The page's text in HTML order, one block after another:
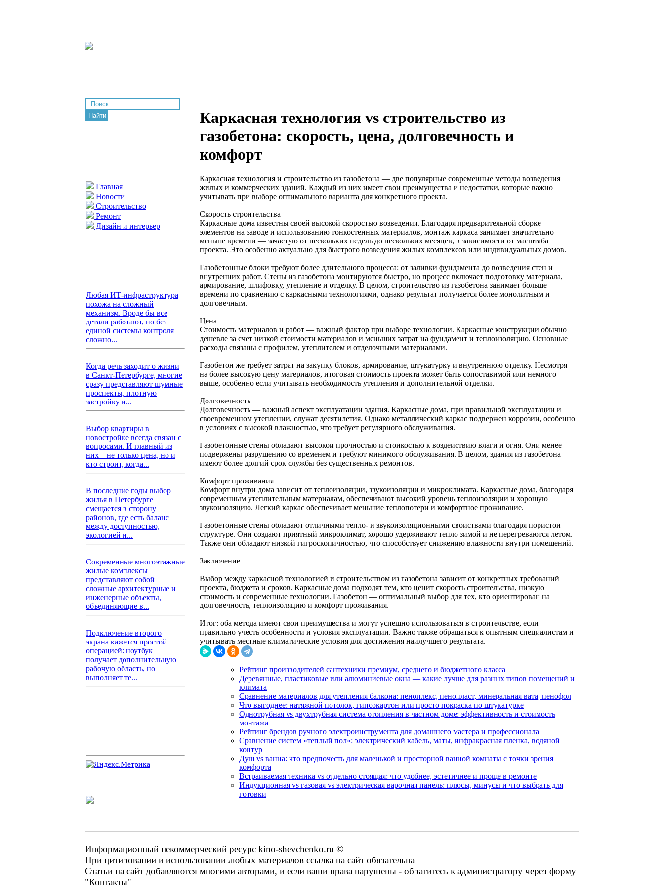
Найти
Главная
Новости
Строительство
Ремонт
Дизайн и интерьер
Любая ИТ-инфраструктура
похожа на сложный
механизм. Вроде бы все
детали работают, но без
единой системы контроля
сложно...
Когда речь заходит о жизни
в Санкт-Петербурге, многие
сразу представляют шумные
проспекты, плотную
застройку и...
Выбор квартиры в
новостройке всегда связан с
вопросами. И главный из
них – не только цена, но и
кто строит, когда...
В последние годы выбор
жилья в Петербурге
смещается в сторону
районов, где есть баланс
между доступностью,
экологией и...
Современные многоэтажные
жилые комплексы
представляют собой
сложные архитектурные и
инженерные объекты,
объединяющие в...
Подключение второго
экрана кажется простой
операцией: ноутбук
получает дополнительную
рабочую область, но
выполняет те...
Каркасная технология vs строительство из
газобетона: скорость, цена, долговечность и
комфорт
Каркасная технология и строительство из газобетона — две популярные современные методы возведения
жилых и коммерческих зданий. Каждый из них имеет свои преимущества и недостатки, которые важно
учитывать при выборе оптимального варианта для конкретного проекта.
Скорость строительства
Каркасные дома известны своей высокой скоростью возведения. Благодаря предварительной сборке
элементов на заводе и использованию тонкостенных материалов, монтаж каркаса занимает значительно
меньше времени — зачастую от нескольких недель до нескольких месяцев, в зависимости от масштаба
проекта. Это особенно актуально для быстрого возведения жилых комплексов или индивидуальных домов.
Газобетонные блоки требуют более длительного процесса: от заливки фундамента до возведения стен и
внутренних работ. Стены из газобетона монтируются быстро, но процесс включает подготовку материала,
армирование, шлифовку, утепление и отделку. В целом, строительство из газобетона занимает больше
времени по сравнению с каркасными технологиями, однако результат получается более монолитным и
долговечным.
Цена
Стоимость материалов и работ — важный фактор при выборе технологии. Каркасные конструкции обычно
дешевле за счет низкой стоимости материалов и меньших затрат на фундамент и теплоизоляцию. Основные
расходы связаны с профилем, утеплителем и отделочными материалами.
Газобетон же требует затрат на закупку блоков, армирование, штукатурку и внутреннюю отделку. Несмотря
на более высокую цену материалов, итоговая стоимость проекта может быть сопоставимой или немного
выше, особенно если учитывать необходимость утепления и дополнительной отделки.
Долговечность
Долговечность — важный аспект эксплуатации здания. Каркасные дома, при правильной эксплуатации и
своевременном утеплении, служат десятилетия. Однако металлический каркас подвержен коррозии, особенно
в условиях с высокой влажностью, что требует регулярного обслуживания.
Газобетонные стены обладают высокой прочностью и стойкостью к воздействию влаги и огня. Они менее
подвержены разрушению со временем и требуют минимого обслуживания. В целом, здания из газобетона
имеют более долгий срок службы без существенных ремонтов.
Комфорт проживания
Комфорт внутри дома зависит от теплоизоляции, звукоизоляции и микроклимата. Каркасные дома, благодаря
современным утеплительным материалам, обеспечивают высокий уровень теплоизоляции и хорошую
звукоизоляцию. Легкий каркас обеспечивает меньшие теплопотери и комфортное проживание.
Газобетонные стены обладают отличными тепло- и звукоизоляционными свойствами благодаря пористой
структуре. Они создают приятный микроклимат, хорошо удерживают тепло зимой и не перегреваются летом.
Также они обладают низкой гигроскопичностью, что способствует снижению влажности внутри помещений.
Заключение
Выбор между каркасной технологией и строительством из газобетона зависит от конкретных требований
проекта, бюджета и сроков. Каркасные дома подходят тем, кто ценит скорость строительства, низкую
стоимость и современные технологии. Газобетон — оптимальный выбор для тех, кто ориентирован на
долговечность, теплоизоляцию и комфорт проживания.
Итог: оба метода имеют свои преимущества и могут успешно использоваться в строительстве, если
правильно учесть особенности и условия эксплуатации. Важно также обращаться к опытным специалистам и
учитывать местные климатические условия для достижения наилучшего результата.
Рейтинг производителей сантехники премиум, среднего и бюджетного класса
Деревянные, пластиковые или алюминиевые окна — какие лучше для разных типов помещений и
климата
Сравнение материалов для утепления балкона: пеноплекс, пенопласт, минеральная вата, пенофол
Что выгоднее: натяжной потолок, гипсокартон или просто покраска по штукатурке
Однотрубная vs двухтрубная система отопления в частном доме: эффективность и стоимость
монтажа
Рейтинг брендов ручного электроинструмента для домашнего мастера и профессионала
Сравнение систем «теплый пол»: электрический кабель, маты, инфракрасная пленка, водяной
контур
Душ vs ванна: что предпочесть для маленькой и просторной ванной комнаты с точки зрения
комфорта
Встраиваемая техника vs отдельно стоящая: что удобнее, эстетичнее и проще в ремонте
Индукционная vs газовая vs электрическая варочная панель: плюсы, минусы и что выбрать для
готовки
Информационный некоммерческий ресурс kino-shevchenko.ru ©
При цитировании и использовании любых материалов ссылка на сайт обязательна
Статьи на сайт добавляются многими авторами, и если ваши права нарушены - обратитесь к администратору через форму
"Контакты"